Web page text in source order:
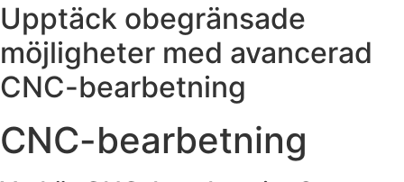
Upptäck obegränsade
möjligheter med avancerad
CNC-bearbetning
CNC-bearbetning